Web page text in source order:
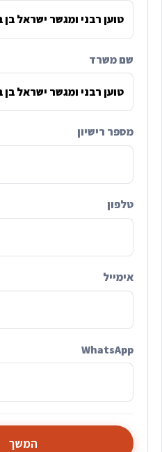
שם משרד
מספר רישיון
טלפון
אימייל
WhatsApp
המשך